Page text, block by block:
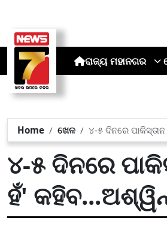
ରାଜ୍ୟ ମହାନଗର
Home ଖେଳ ୪-୫ ଦିନରେ
୪-୫ ଦିନରେ
ହଁ'